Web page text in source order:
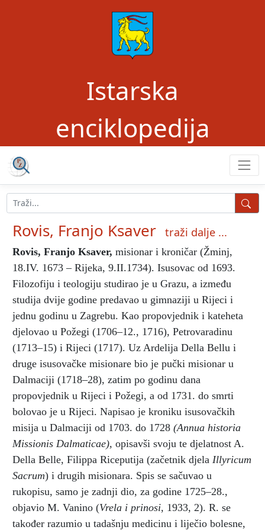
Istarska
enciklopedija
Rovis, Franjo Ksaver traži dalje ...
Rovis, Franjo Ksaver, misionar i kroničar (Žminj,
18.IV. 1673 – Rijeka, 9.II.1734). Isusovac od 1693.
Filozofiju i teologiju studirao je u Grazu, a između
studija dvije godine predavao u gimnaziji u Rijeci i
jednu godinu u Zagrebu. Kao propovjednik i kateheta
djelovao u Požegi (1706–12., 1716), Petrovaradinu
(1713–15) i Rijeci (1717). Uz Ardelija Della Bellu i
druge isusovačke misionare bio je pučki misionar u
Dalmaciji (1718–28), zatim po godinu dana
propovjednik u Rijeci i Požegi, a od 1731. do smrti
bolovao je u Rijeci. Napisao je kroniku isusovačkih
misija u Dalmaciji od 1703. do 1728 (Annua historia
Missionis Dalmaticae), opisavši svoju te djelatnost A.
Della Belle, Filippa Riceputija (začetnik djela Illyricum
Sacrum) i drugih misionara. Spis se sačuvao u
rukopisu, samo je zadnji dio, za godine 1725–28.,
objavio M. Vanino (Vrela i prinosi, 1933, 2). R. se
također razumio u tadašnju medicinu i liječio bolesne,